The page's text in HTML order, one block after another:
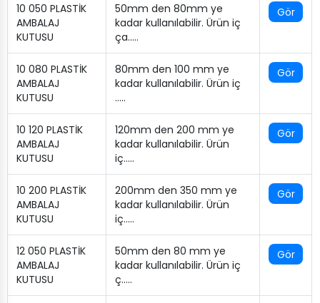
10 050 PLASTİK
AMBALAJ
KUTUSU
50mm den 80mm ye
kadar kullanılabilir. Ürün iç
ça…..
Gör
10 080 PLASTİK
AMBALAJ
KUTUSU
80mm den 100 mm ye
kadar kullanılabilir. Ürün iç
…..
Gör
10 120 PLASTİK
AMBALAJ
KUTUSU
120mm den 200 mm ye
kadar kullanılabilir. Ürün
iç…..
Gör
10 200 PLASTİK
AMBALAJ
KUTUSU
200mm den 350 mm ye
kadar kullanılabilir. Ürün
iç…..
Gör
12 050 PLASTİK
AMBALAJ
KUTUSU
50mm den 80 mm ye
kadar kullanılabilir. Ürün iç
ç…..
Gör